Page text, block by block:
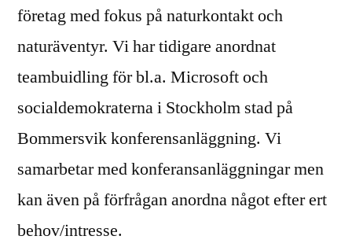
företag med fokus på naturkontakt och
naturäventyr. Vi har tidigare anordnat
teambuidling för bl.a. Microsoft och
socialdemokraterna i Stockholm stad på
Bommersvik konferensanläggning. Vi
samarbetar med konferansanläggningar men
kan även på förfrågan anordna något efter ert
behov/intresse.